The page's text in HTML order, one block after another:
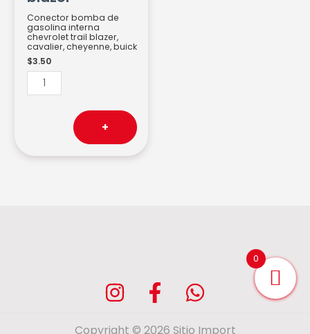
Conector bomba de
gasolina interna
chevrolet trail blazer,
cavalier, cheyenne, buick
$3.50
+
Copyright © 2026 Sitio Import
0